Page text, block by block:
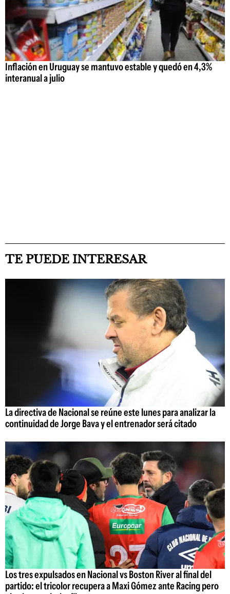
Inflación en Uruguay se mantuvo estable y quedó en 4,3%
interanual a julio
TE PUEDE INTERESAR
La directiva de Nacional se reúne este lunes para analizar la
continuidad de Jorge Bava y el entrenador será citado
Los tres expulsados en Nacional vs Boston River al final del
partido: el tricolor recupera a Maxi Gómez ante Racing pero